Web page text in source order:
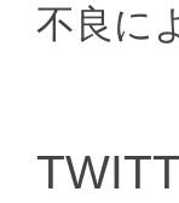
不良に